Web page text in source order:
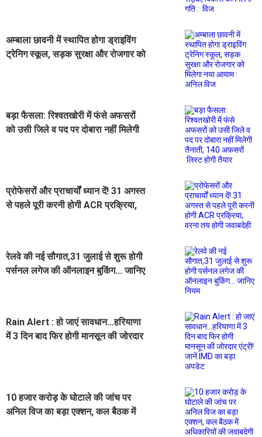
अम्बाला छावनी में स्थापित होगा ड्राइविंग
ट्रेनिग स्कूल, सड़क सुरक्षा और रोजगार को
बड़ा फैसला: रिश्वतखोरी में फंसे अफसरों
को उसी जिले व पद पर दोबारा नहीं मिलेगी
प्रोफेसरों और प्राचार्यों ध्यान दें! 31 अगस्त
से पहले पूरी करनी होगी ACR प्रक्रिया,
रेलवे की नई सौगात,31 जुलाई से शुरू होगी
पर्सनल लगेज की ऑनलाइन बुकिंग... जानिए
Rain Alert : हो जाएं सावधान...हरियाणा
में 3 दिन बाद फिर होगी मानसून की जोरदार
10 हजार करोड़ के घोटाले की जांच पर
अनिल विज का बड़ा एक्शन, कल बैठक में